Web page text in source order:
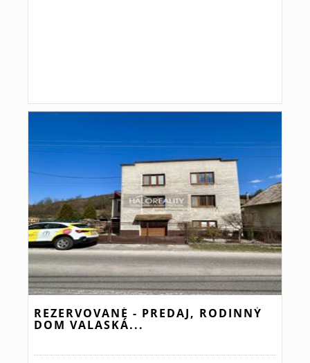
REZERVOVANÉ - PREDAJ, RODINNÝ
DOM VALASKÁ...